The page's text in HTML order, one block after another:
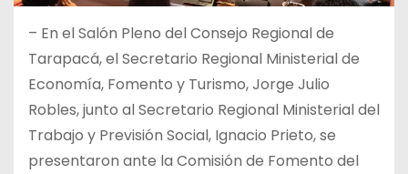
– En el Salón Pleno del Consejo Regional de
Tarapacá, el Secretario Regional Ministerial de
Economía, Fomento y Turismo, Jorge Julio
Robles, junto al Secretario Regional Ministerial del
Trabajo y Previsión Social, Ignacio Prieto, se
presentaron ante la Comisión de Fomento del